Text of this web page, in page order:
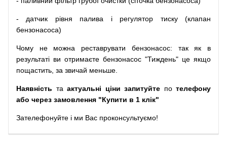
- датчик рівня палива і регулятор тиску (клапан
бензонасоса)
Чому не можна реставрувати бензонасос: так як
в
результаті ви отримаєте бензонасос "Тиждень" це якщо
пощастить, за звичай меньше.
Наявність та актуальні ціни запитуйте по телефону
або через замовлення "Купити в 1 клік"
Зателефонуйте і ми Вас проконсультуємо!